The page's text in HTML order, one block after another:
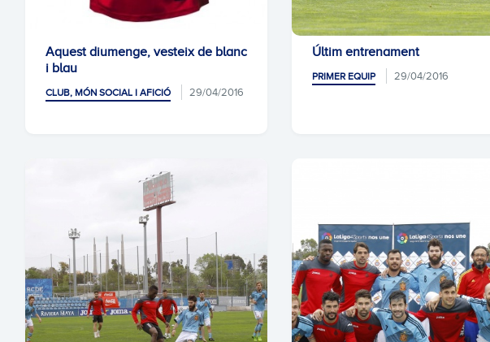
Aquest diumenge, vesteix de blanc
i blau
CLUB, MÓN SOCIAL I AFICIÓ 29/04/2016
Últim entrenament
PRIMER EQUIP 29/04/2016